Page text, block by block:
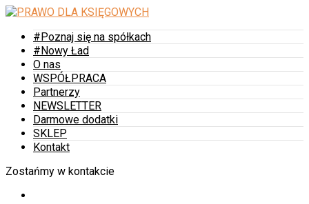
#Poznaj się na spółkach
#Nowy Ład
O nas
WSPÓŁPRACA
Partnerzy
NEWSLETTER
Darmowe dodatki
SKLEP
Kontakt
Zostańmy w kontakcie